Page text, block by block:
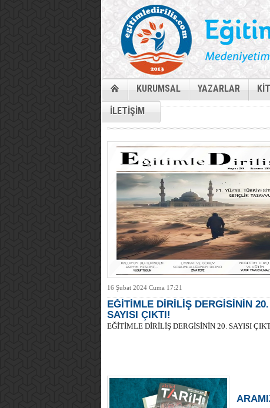
KURUMSAL YAZARLAR
İLETİŞİM
Dergi
16 Şubat 2024 Cuma 17:21
EĞİTİMLE DİRİLİŞ DERGİSİNİN 20.
SAYISI ÇIKTI!
EĞİTİMLE DİRİLİŞ DERGİSİNİN 20. SAYISI